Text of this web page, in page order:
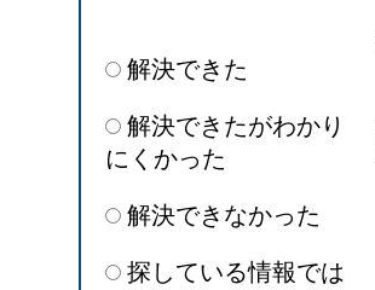
解決できた
解決できたがわかり
にくかった
解決できなかった
探している情報では